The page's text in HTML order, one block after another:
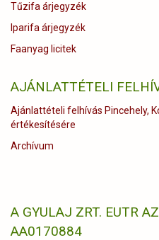
Tűzifa árjegyzék
Iparifa árjegyzék
Faanyag licitek
AJÁNLATTÉTELI
Ajánlattételi felhívás Pincehely,
értékesítésére
Archívum
A GYULAJ ZRT. EUTR
AA0170884